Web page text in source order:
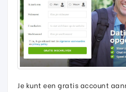
Je kunt een gratis account